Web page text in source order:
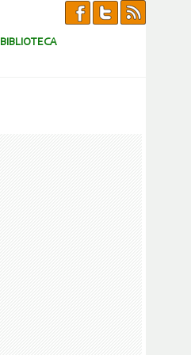
BIBLIOTECA